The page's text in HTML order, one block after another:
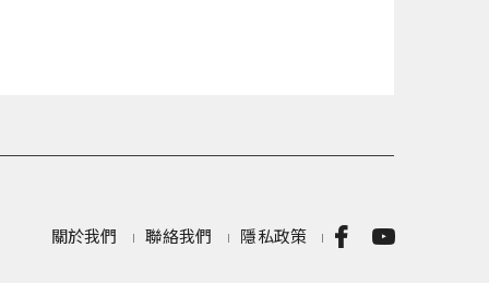
關於我們 聯絡我們 隱私政策